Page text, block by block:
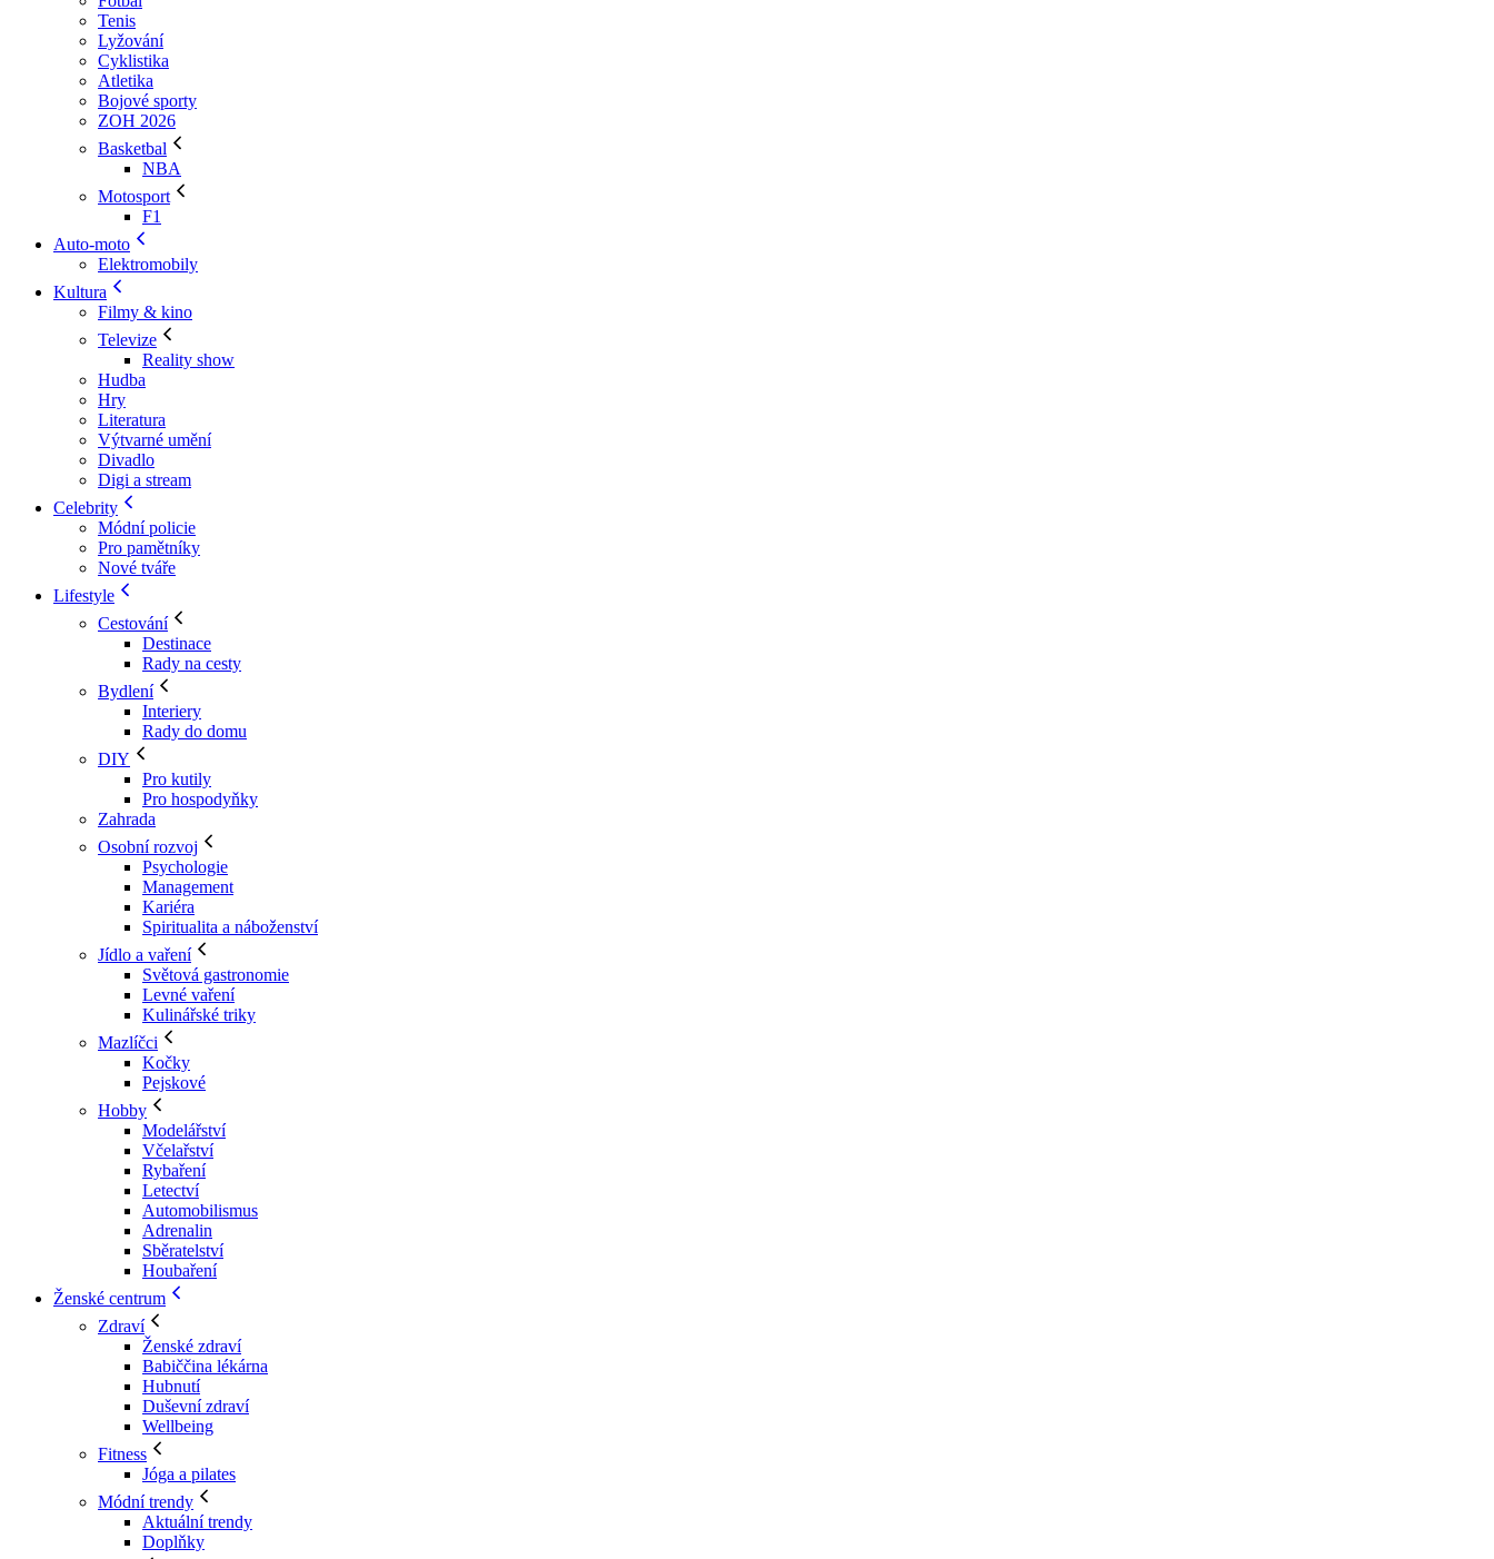
Tenis
Lyžování
Cyklistika
Atletika
Bojové sporty
ZOH 2026
Basketbal
NBA
Motosport
F1
Auto-moto
Elektromobily
Kultura
Filmy & kino
Televize
Reality show
Hudba
Hry
Literatura
Výtvarné umění
Divadlo
Digi a stream
Celebrity
Módní policie
Pro pamětníky
Nové tváře
Lifestyle
Cestování
Destinace
Rady na cesty
Bydlení
Interiery
Rady do domu
DIY
Pro kutily
Pro hospodyňky
Zahrada
Osobní rozvoj
Psychologie
Management
Kariéra
Spiritualita a náboženství
Jídlo a vaření
Světová gastronomie
Levné vaření
Kulinářské triky
Mazlíčci
Kočky
Pejskové
Hobby
Modelářství
Včelařství
Rybaření
Letectví
Automobilismus
Adrenalin
Sběratelství
Houbaření
Ženské centrum
Zdraví
Ženské zdraví
Babiččina lékárna
Hubnutí
Duševní zdraví
Wellbeing
Fitness
Jóga a pilates
Módní trendy
Aktuální trendy
Doplňky